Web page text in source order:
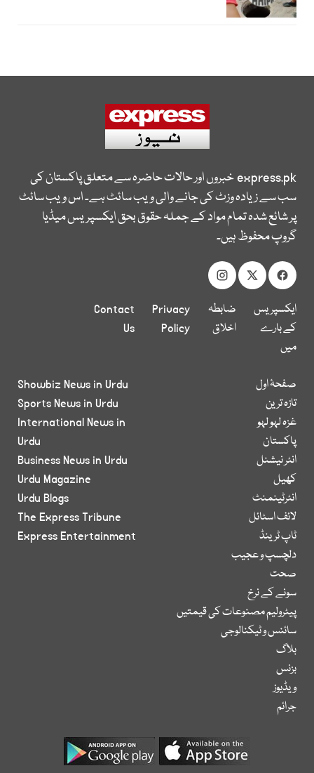
express.pkخبروں اور حالات حاضرہ سے متعلق پاکستان کی
سب سے زیادہ وزٹ کی جانے والی ویب سائٹ ہے۔ اس ویب سائٹ
پر شائع شدہ تمام مواد کے جملہ حقوق بحق ایکسپریس میڈیا
گروپ محفوظ ہیں۔
ایکسپریس
کے بارے
میں
ضابطہ
اخلاق
Privacy
Policy
Contact
Us
صفحۂ اول
تازہ ترین
غزہ لہو لہو
پاکستان
انٹر نیشنل
کھیل
انٹرٹینمنٹ
لائف اسٹائل
ٹاپ ٹرینڈ
دلچسپ و عجیب
صحت
سونے کے نرخ
پیٹرولیم مصنوعات کی قیمتیں
سائنس و ٹیکنالوجی
بلاگ
بزنس
ویڈیوز
جرائم
Showbiz News in Urdu
Sports News in Urdu
International News in
Urdu
Business News in Urdu
Urdu Magazine
Urdu Blogs
The Express Tribune
Express Entertainment